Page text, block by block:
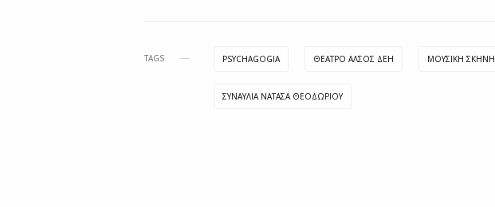
TAGS PSYCHAGOGIA ΘΕΑΤΡΟ ΑΛΣΟΣ ΔΕΗ ΜΟΥΣΙΚΉ ΣΚΗΝΉ
ΣΥΝΑΥΛΙΑ ΝΑΤΑΣΑ ΘΕΟΔΩΡΙΟΥ